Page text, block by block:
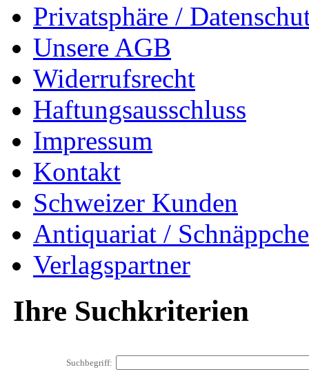
Privatsphäre /
Unsere AGB
Widerrufsrecht
Haftungsausschluss
Impressum
Kontakt
Schweizer Kunden
Antiquariat /
Verlagspartner
Ihre Suchkriterien
Suchbegriff: